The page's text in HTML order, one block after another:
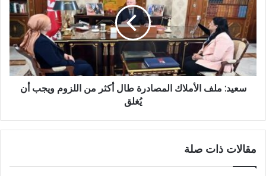
سعيد: ملف الأملاك المصادرة طال أكثر من اللزوم ويجب أن
يُغلق
مقالات ذات صلة